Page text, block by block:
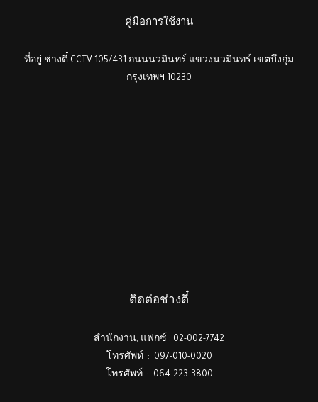
คู่มือการใช้งาน
ที่อยู่ ช่างตี๋ CCTV 105/431 ถนนนวมินทร์ แขวงนวมินทร์ เขตบึงกุ่ม
กรุงเทพฯ 10230
ติดต่อช่างตี๋
สำนักงาน, แฟกซ์ : 02-002-7742
โทรศัพท์ : 097-010-0020
โทรศัพท์ : 064-223-3800